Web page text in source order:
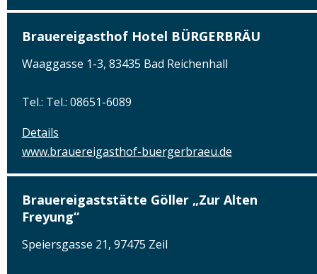
Brauereigasthof Hotel BÜRGERBRÄU
Waaggasse 1-3, 83435 Bad Reichenhall
Tel.: Tel.: 08651-6089
Details
www.brauereigasthof-buergerbraeu.de
Brauereigaststätte Göller „Zur Alten
Freyung“
Speiersgasse 21, 97475 Zeil